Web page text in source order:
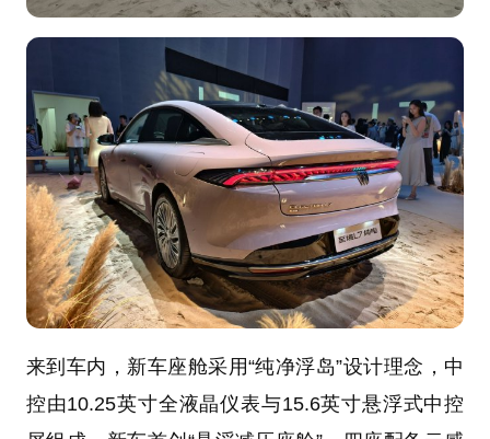
来到车内，新车座舱采用“纯净浮岛”设计理念，中
控由10.25英寸全液晶仪表与15.6英寸悬浮式中控